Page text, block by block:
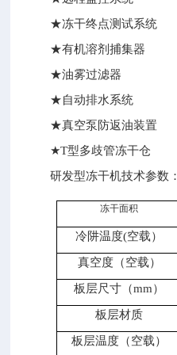
★冻干终点测试系统
★有机溶剂捕集器
★油雾过滤器
★自动排水系统
★真空泵防返油装置
★T型多歧管冻干仓
研发型冻干机技术参数：
冻干面积
冷阱温度(空载）
真空度（空载）
板层尺寸（mm）
板层材质
板层温度（空载）